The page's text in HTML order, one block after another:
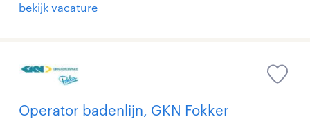
bekijk vacature
Operator badenlijn, GKN Fokker